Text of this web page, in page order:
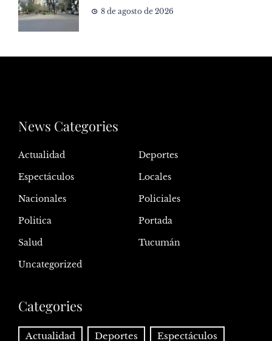
8 de agosto de 2026
News Categories
Actualidad
Deportes
Espectáculos
Locales
Nacionales
Policiales
Politica
Portada
Salud
Tucumán
Uncategorized
Categories
Actualidad Deportes Espectáculos